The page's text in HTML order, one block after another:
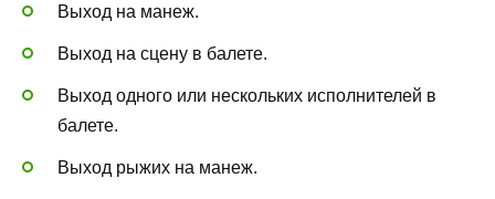
Выход на манеж.
Выход на сцену в балете.
Выход одного или нескольких исполнителей в
балете.
Выход рыжих на манеж.